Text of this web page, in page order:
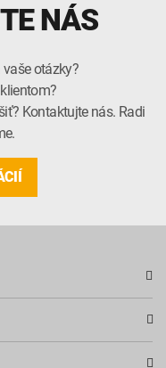
NÁS
otázky?
Kontaktujte nás. Radi